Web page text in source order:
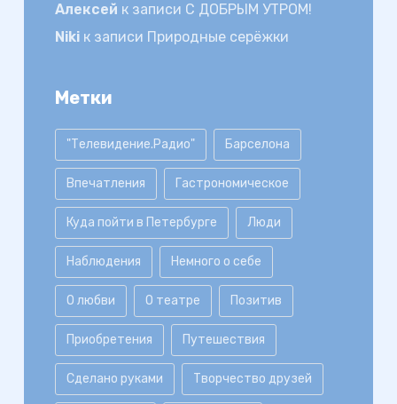
Алексей к записи С ДОБРЫМ УТРОМ!
Nikiк записи Природные серёжки
Метки
"Телевидение.Радио" Барселона
Впечатления Гастрономическое
Куда пойти в Петербурге Люди
Наблюдения Немного о себе
О любви О театре Позитив
Приобретения Путешествия
Сделано руками Творчество друзей